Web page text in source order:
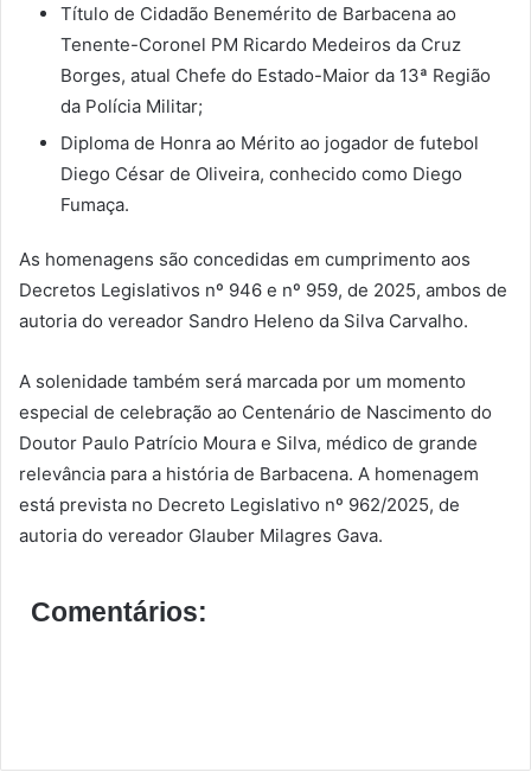
Título de Cidadão Benemérito de Barbacena ao
Tenente-Coronel PM Ricardo Medeiros da Cruz
Borges, atual Chefe do Estado-Maior da 13ª Região
da Polícia Militar;
Diploma de Honra ao Mérito ao jogador de futebol
Diego César de Oliveira, conhecido como Diego
Fumaça.
As homenagens são concedidas em cumprimento aos
Decretos Legislativos nº 946 e nº 959, de 2025, ambos de
autoria do vereador Sandro Heleno da Silva Carvalho.
A solenidade também será marcada por um momento
especial de celebração ao Centenário de Nascimento do
Doutor Paulo Patrício Moura e Silva, médico de grande
relevância para a história de Barbacena. A homenagem
está prevista no Decreto Legislativo nº 962/2025, de
autoria do vereador Glauber Milagres Gava.
Comentários: